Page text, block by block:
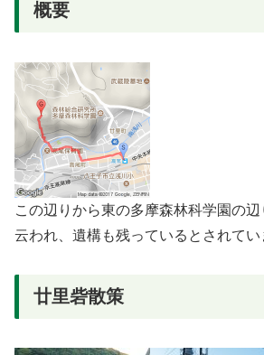
概要
この辺りから東の多摩森林科学園の
云われ、遺構も残っているとされてい
廿里砦散策